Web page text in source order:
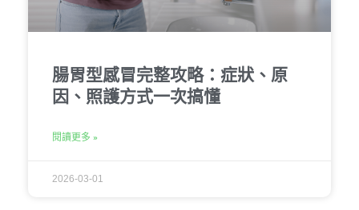
腸胃型感冒完整攻略：症狀、原
因、照護方式一次搞懂
閱讀更多 »
2026-03-01